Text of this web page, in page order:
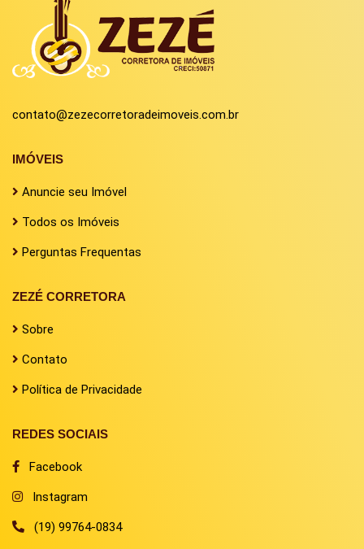
contato@zezecorretoradeimoveis.com.br
IMÓVEIS
Anuncie seu Imóvel
Todos os Imóveis
Perguntas Frequentas
ZEZÉ CORRETORA
Sobre
Contato
Política de Privacidade
REDES SOCIAIS
Facebook
Instagram
(19) 99764-0834